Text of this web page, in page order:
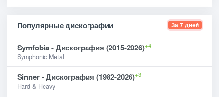
Популярные дискографии За 7 дней
Symfobia - Дискография (2015-2026)+4
Symphonic Metal
Sinner - Дискография (1982-2026)+3
Hard & Heavy